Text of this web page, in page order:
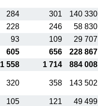
284 301 140 330
228 246 58 830
93 109 29 707
605 656 228 867
1 558 1 714 884 008
320 358 143 502
105 121 49 499